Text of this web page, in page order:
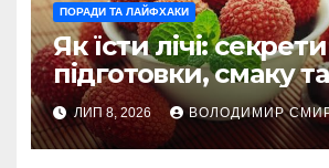
ПОРАДИ ТА ЛАЙФХАКИ
Як їсти лічі: секрети
підготовки, смаку та
корисного
ЛИП 8, 2026 ВОЛОДИМИР